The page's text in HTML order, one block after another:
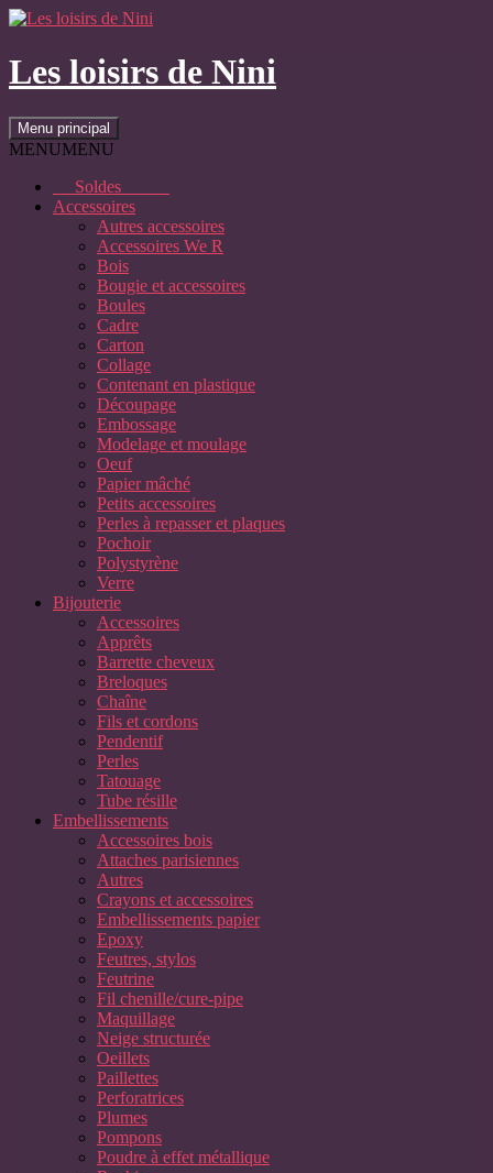
Aller
contenu
Les loisirs de Nini
Recherche
Menu principal
MENUMENU
Soldes
Accessoires
Autres accessoires
Accessoires We R
Bois
Bougie et accessoires
Boules
Cadre
Carton
Collage
Contenant en plastique
Découpage
Embossage
Modelage et moulage
Oeuf
Papier mâché
Petits accessoires
Perles à repasser et plaques
Pochoir
Polystyrène
Verre
Bijouterie
Accessoires
Apprêts
Barrette cheveux
Breloques
Chaîne
Fils et cordons
Pendentif
Perles
Tatouage
Tube résille
Embellissements
Accessoires bois
Attaches parisiennes
Autres
Crayons et accessoires
Embellissements papier
Epoxy
Feutres, stylos
Feutrine
Fil chenille/cure-pipe
Maquillage
Neige structurée
Oeillets
Paillettes
Perforatrices
Plumes
Pompons
Poudre à effet métallique